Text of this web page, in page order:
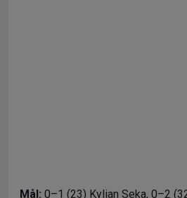
Mål: 0–1 (23) Kylian Seka, 0–2